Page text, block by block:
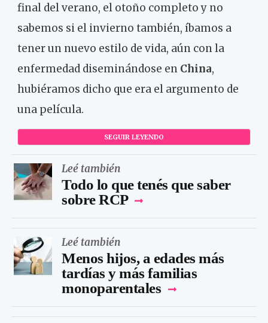
final del verano, el otoño completo y no
sabemos si el invierno también, íbamos a
tener un nuevo estilo de vida, aún con la
enfermedad diseminándose en China,
hubiéramos dicho que era el argumento de
una película.
SEGUIR LEYENDO
Leé también
Todo lo que tenés que saber
sobre RCP
Leé también
Menos hijos, a edades más
tardías y más familias
monoparentales